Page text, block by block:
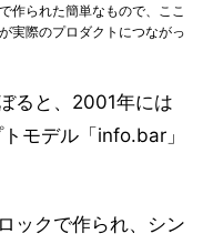
作られた簡単なもので、ここ
実際のプロダクトにつながっ
ると、2001年には
モデル「info.bar」
ックで作られ、シン